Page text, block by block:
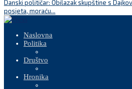
Danski političar: Obilazak skupštine s
posjeta, moraću...
Naslovna
Politika
Društvo
Hronika